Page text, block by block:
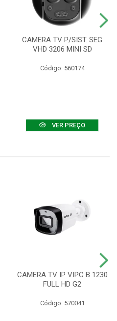
CAMERA TV P/SIST. SEG
VHD 3206 MINI SD
Código: 560174
VER PREÇO
CAMERA TV IP VIPC B 1230
FULL HD G2
Código: 570041